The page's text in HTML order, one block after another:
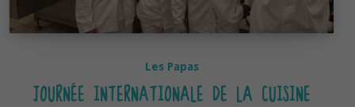
Les Papas
JOURNÉE INTERNATIONALE DE LA CUISINE